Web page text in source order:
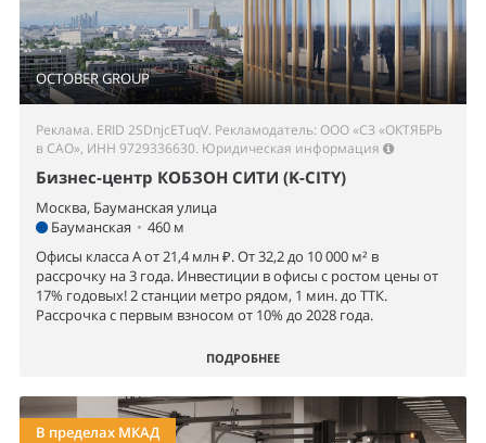
OCTOBER GROUP
Реклама. ERID 2SDnjcETuqV. Рекламодатель: ООО «СЗ «ОКТЯБРЬ
в САО», ИНН 9729336630. Юридическая информация
Бизнес-центр КОБЗОН СИТИ (K-CITY)
Москва, Бауманская улица
Бауманская • 460 м
Офисы класса А от 21,4 млн ₽. От 32,2 до 10 000 м² в
рассрочку на 3 года. Инвестиции в офисы с ростом цены от
17% годовых! 2 станции метро рядом, 1 мин. до ТТК.
Рассрочка с первым взносом от 10% до 2028 года.
ПОДРОБНЕЕ
В пределах МКАД